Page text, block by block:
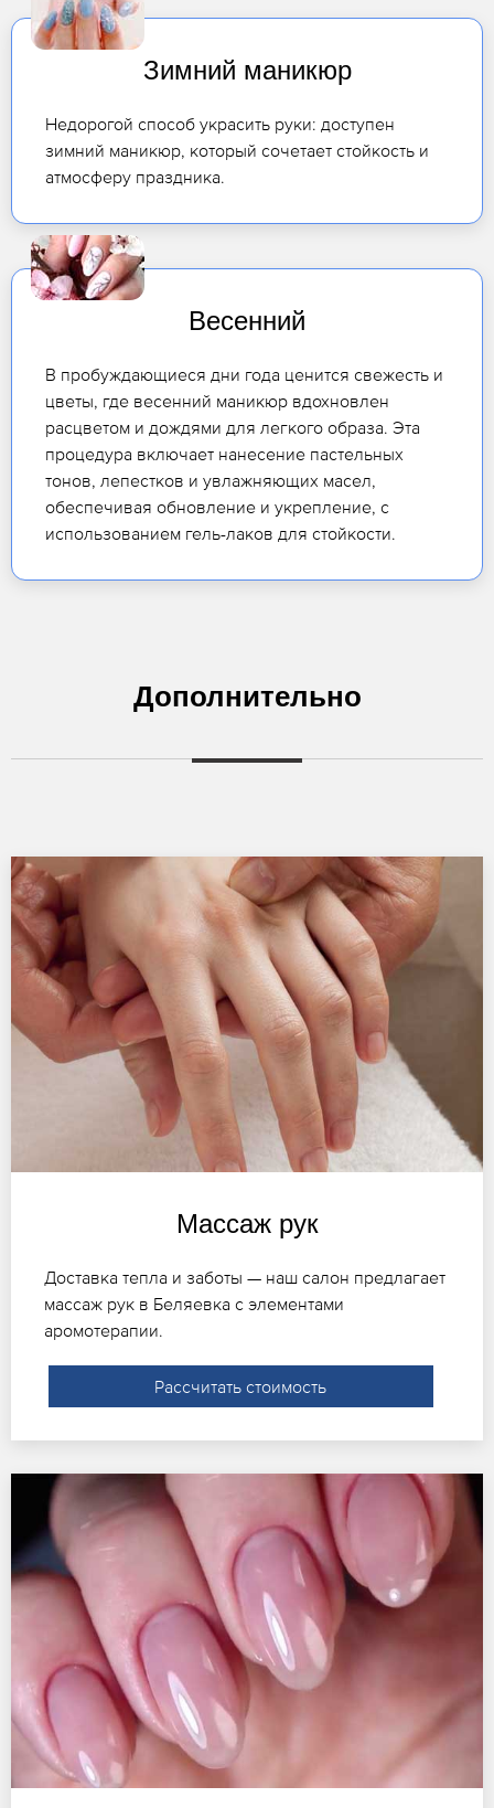
Зимний маникюр
Недорогой способ украсить руки: доступен
зимний маникюр, который сочетает стойкость и
атмосферу праздника.
Весенний
В пробуждающиеся дни года ценится свежесть и
цветы, где весенний маникюр вдохновлен
расцветом и дождями для легкого образа. Эта
процедура включает нанесение пастельных
тонов, лепестков и увлажняющих масел,
обеспечивая обновление и укрепление, с
использованием гель-лаков для стойкости.
Дополнительно
Массаж рук
Доставка тепла и заботы — наш салон предлагает
массаж рук в Беляевка с элементами
аромотерапии.
Рассчитать стоимость